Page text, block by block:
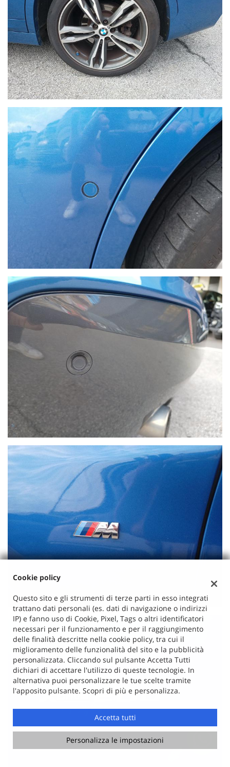
Cookie policy
Questo sito e gli strumenti di terze parti in esso integrati
trattano dati personali (es. dati di navigazione o indirizzi
IP) e fanno uso di Cookie, Pixel, Tags o altri identificatori
necessari per il funzionamento e per il raggiungimento
delle finalità descritte nella cookie policy, tra cui il
miglioramento delle funzionalità del sito e la pubblicità
personalizzata. Cliccando sul pulsante Accetta Tutti
dichiari di accettare l'utilizzo di queste tecnologie. In
alternativa puoi personalizzare le tue scelte tramite
l'apposito pulsante. Scopri di più e personalizza.
Accetta tutti
Personalizza le impostazioni